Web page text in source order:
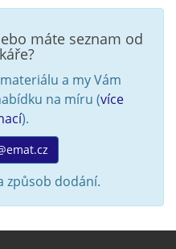
máte seznam od
a my Vám
na míru (více
).
způsob dodání.